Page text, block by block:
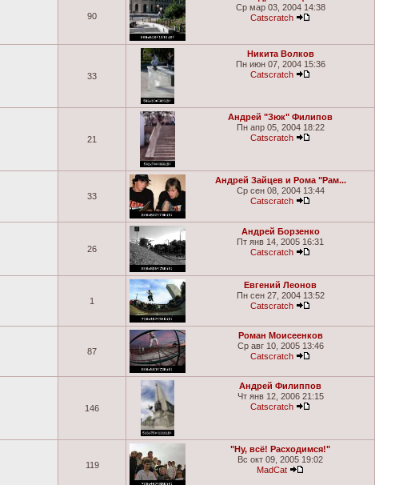
90
Ср мар 03, 2004 14:38
Catscratch
33
Никита Волков
Пн июн 07, 2004 15:36
Catscratch
21
Андрей "Зюк" Филипов
Пн апр 05, 2004 18:22
Catscratch
33
Андрей Зайцев и Рома "Рам...
Ср сен 08, 2004 13:44
Catscratch
26
Андрей Борзенко
Пт янв 14, 2005 16:31
Catscratch
1
Евгений Леонов
Пн сен 27, 2004 13:52
Catscratch
87
Роман Моисеенков
Ср авг 10, 2005 13:46
Catscratch
146
Андрей Филиппов
Чт янв 12, 2006 21:15
Catscratch
119
"Ну, всё! Расходимся!"
Вс окт 09, 2005 19:02
MadCat